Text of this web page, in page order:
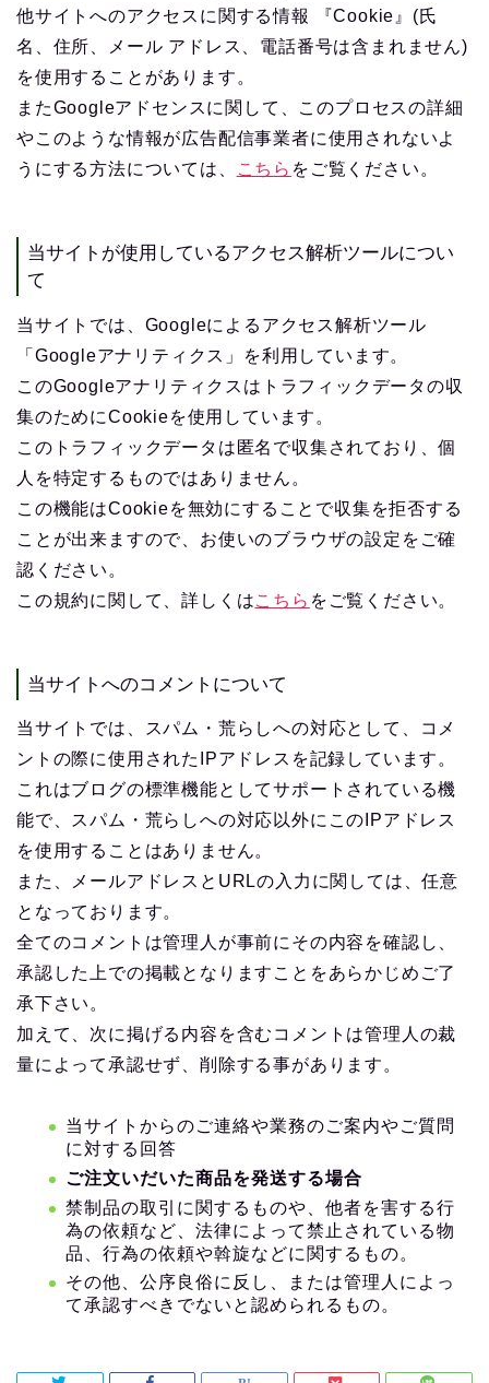
他サイトへのアクセスに関する情報 『Cookie』(氏
名、住所、メール アドレス、電話番号は含まれません)
を使用することがあります。
またGoogleアドセンスに関して、このプロセスの詳細
やこのような情報が広告配信事業者に使用されないよ
うにする方法については、
こちら をご覧ください。
当サイトが使用しているアクセス解析ツールについ
て
当サイトでは、Googleによるアクセス解析ツール
「Googleアナリティクス」を利用しています。
このGoogleアナリティクスはトラフィックデータの収
集のためにCookieを使用しています。
このトラフィックデータは匿名で収集されており、個
人を特定するものではありません。
この機能はCookieを無効にすることで収集を拒否する
ことが出来ますので、お使いのブラウザの設定をご確
認ください。
この規約に関して、詳しくはこちら をご覧ください。
当サイトへのコメントについて
当サイトでは、スパム・荒らしへの対応として、コメ
ントの際に使用されたIPアドレスを記録しています。
これはブログの標準機能としてサポートされている機
能で、スパム・荒らしへの対応以外にこのIPアドレス
を使用することはありません。
また、メールアドレスとURLの入力に関しては、任意
となっております。
全てのコメントは管理人が事前にその内容を確認し、
承認した上での掲載となりますことをあらかじめご了
承下さい。
加えて、次に掲げる内容を含むコメントは管理人の裁
量によって承認せず、削除する事があります。
当サイトからのご連絡や業務のご案内やご質問
に対する回答
ご注文いだいた商品を発送する場合
禁制品の取引に関するものや、他者を害する行
為の依頼など、法律によって禁止されている物
品、行為の依頼や斡旋などに関するもの。
その他、公序良俗に反し、または管理人によっ
て承認すべきでないと認められるもの。